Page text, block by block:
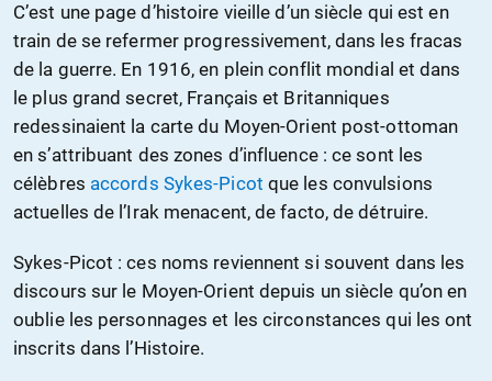
C’est une page d’histoire vieille d’un siècle qui est en
train de se refermer progressivement, dans les fracas
de la guerre. En 1916, en plein conflit mondial et dans
le plus grand secret, Français et Britanniques
redessinaient la carte du Moyen-Orient post-ottoman
en s’attribuant des zones d’influence : ce sont les
célèbres accords Sykes-Picot que les convulsions
actuelles de l’Irak menacent, de facto, de détruire.
Sykes-Picot : ces noms reviennent si souvent dans les
discours sur le Moyen-Orient depuis un siècle qu’on en
oublie les personnages et les circonstances qui les ont
inscrits dans l’Histoire.